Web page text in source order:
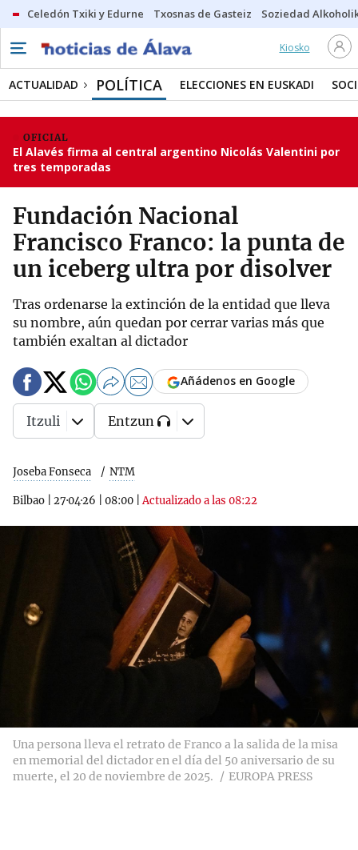
Celedón Txiki y Edurne Txosnas de Gasteiz Soziedad
Kiosko
ACTUALIDAD POLÍTICA ELECCIONES EN EUSKADI
OFICIAL
El Alavés firma al central argentino Nicolás Valentini por
tres temporadas
Fundación Nacional
Francisco Franco: la punta de
un iceberg ultra por disolver
Tras ordenarse la extinción de la entidad que lleva
su nombre, aún quedan por cerrar varias más que
también exaltan al dictador
Joseba Fonseca NTM
Bilbao 27·04·26 08:00 |Actualizado a las 08:22
Añádenos en Google
Itzuli Entzun
Una persona lleva el retrato de Franco a la salida de la misa
en memorial del dictador en el día del 50 aniversario de su
muerte, el 20 de noviembre de 2025.
EUROPA PRESS